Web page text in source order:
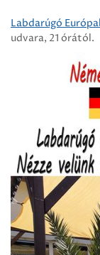
Labdarúgó
udvara, 21 órától.